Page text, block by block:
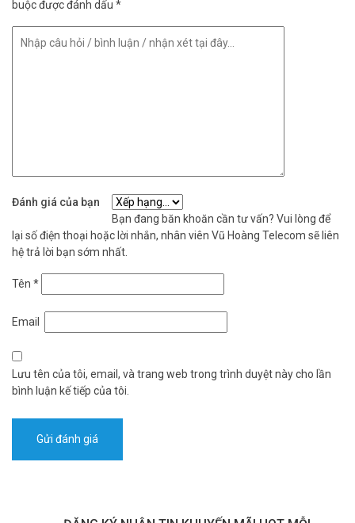
buộc được đánh dấu *
Đánh giá của bạn
Bạn đang băn khoăn cần tư vấn? Vui lòng để
lại số điện thoại hoặc lời nhắn, nhân viên Vũ Hoàng Telecom sẽ liên
hệ trả lời bạn sớm nhất.
Tên *
Email
Lưu tên của tôi, email, và trang web trong trình duyệt này cho lần
bình luận kế tiếp của tôi.